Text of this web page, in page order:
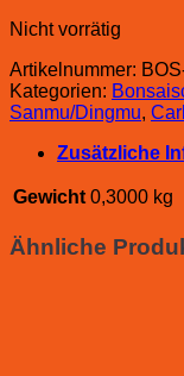
Nicht vorrätig
Artikelnummer:
Kategorien:
Sanmu/Dingmu,
Zusätzliche
Gewicht 0,3000 kg
Ähnliche